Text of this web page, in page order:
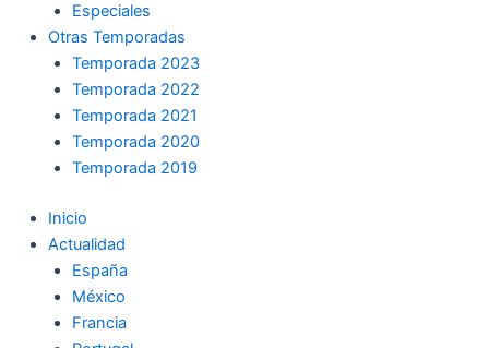
Especiales
Otras Temporadas
Temporada 2023
Temporada 2022
Temporada 2021
Temporada 2020
Temporada 2019
Inicio
Actualidad
España
México
Francia